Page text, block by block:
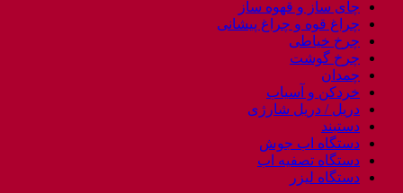
چای ساز و قهوه ساز
چراغ قوه و چراغ پیشانی
چرخ خیاطی
چرخ گوشت
چمدان
خردکن و آسیاب
دریل / دریل شارژی
دستبند
دستگاه اب جوش
دستگاه تصفیه اب
دستگاه لیزر